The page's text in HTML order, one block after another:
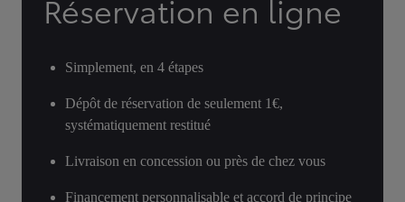
Réservation en ligne
Simplement, en 4 étapes
Dépôt de réservation de seulement 1€,
systématiquement restitué
Livraison en concession ou près de chez vous
Financement personnalisable et accord de principe